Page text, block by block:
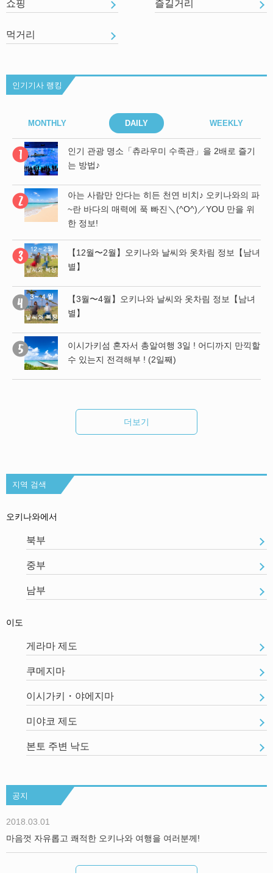
쇼핑 즐길거리
먹거리
인기기사 랭킹
MONTHLY DAILY WEEKLY
인기 관광 명소「츄라우미 수족관」을 2배로 즐기
는 방법♪
아는 사람만 안다는 히든 천연 비치♪ 오키나와의 파
~란 바다의 매력에 푹 빠진＼(^O^)／YOU 만을 위
한 정보!
【12월〜2월】오키나와 날씨와 옷차림 정보【남녀
별】
【3월〜4월】오키나와 날씨와 옷차림 정보【남녀
별】
이시가키섬 혼자서 총알여행 3일 ! 어디까지 만끽할
수 있는지 전격해부 ! (2일째)
더보기
지역 검색
오키나와에서
북부
중부
남부
이도
게라마 제도
쿠메지마
이시가키・야에지마
미야코 제도
본토 주변 낙도
공지
2018.03.01
마음껏 자유롭고 쾌적한 오키나와 여행을 여러분께!